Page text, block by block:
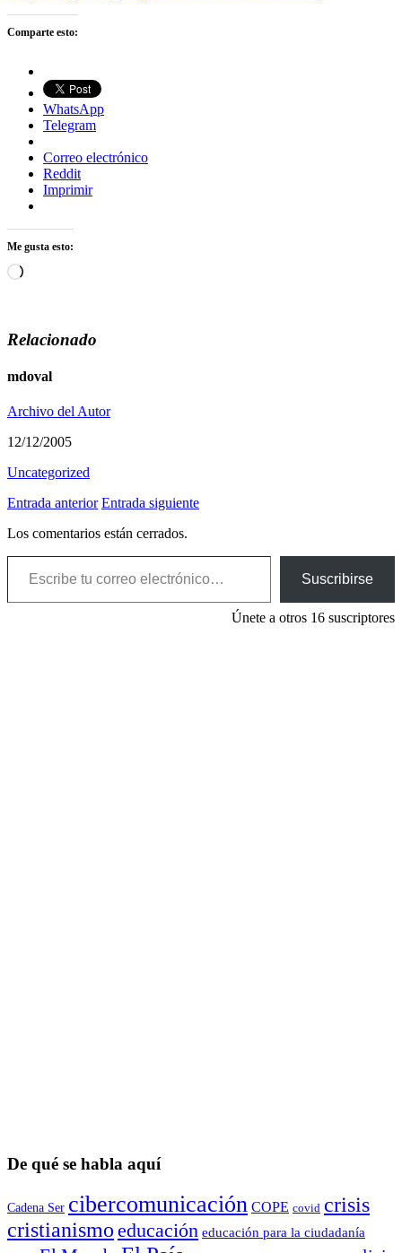
Comparte esto:
WhatsApp
Telegram
Correo electrónico
Reddit
Imprimir
Me gusta esto:
Cargando...
Relacionado
mdoval
Archivo del Autor
12/12/2005
Uncategorized
Entrada anterior Entrada siguiente
Los comentarios están cerrados.
Escribe tu correo electrónico…
Suscribirse
Únete a otros 16 suscriptores
De qué se habla aquí
Cadena Ser cibercomunicación COPE covid crisis
cristianismo educación educación para la ciudadaní­a